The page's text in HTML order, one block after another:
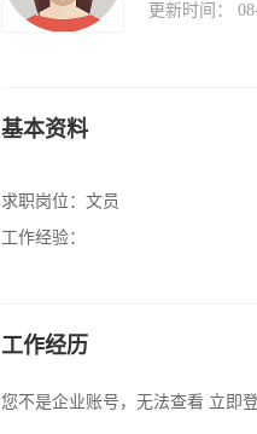
更新时间：
基本资料
求职岗位： 文员
工作经验：
工作经历
您不是企业账号，无法查看 立即